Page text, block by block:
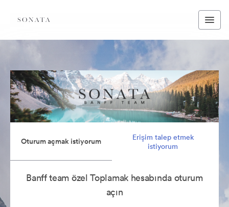
Oturum açmak istiyorum
Erişim talep etmek
istiyorum
Banff team özel Toplamak hesabında oturum
açın